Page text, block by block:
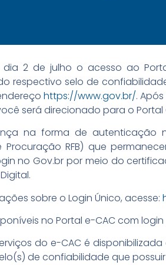
2 de julho o acesso ao
respectivo selo de
https://www.gov.br/.
será direcionado para o
na forma de autenticação
Procuração RFB) que
no Gov.br por meio do
sobre o Login Único, acesse:
no Portal e-CAC com
do e-CAC é
de confiabilidade que